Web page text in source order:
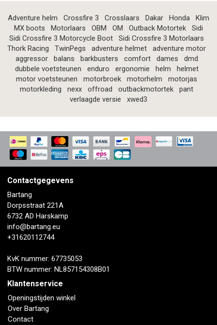
Adventure helm Crossfire 3 Crosslaars Dakar Honda
Klim
MX boots
Motorlaars OBM OM Outback Motortek
Sidi
Sidi Crossfire 3 Motorcycle Boot
Sidi Crossfire 3 Motorlaars
Thork Racing
TwinPegs adventure helmet
adventure motor
aggressor
balans barkbusters comfort dames
dmd
dubbele voetsteunen
enduro ergonomie helm
helmet
motor voetsteunen
motorbroek motorhelm
motorjas
motorkleding
nexx offroad outbackmotortek
pant
verlaagde versie
xwed3
Contactgegevens
Bartang
Dorpsstraat 221A
6732 AD Harskamp
info@bartang.eu
+31620112744
KvK nummer: 67735053
BTW nummer: NL857154308B01
Klantenservice
Openingstijden winkel
Over Bartang
Contact